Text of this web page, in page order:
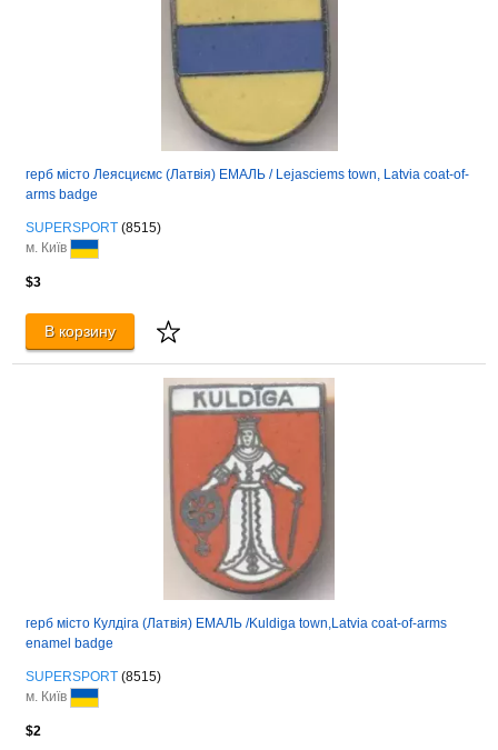
герб місто Леясциємс (Латвія) ЕМАЛЬ / Lejasciems town, Latvia coat-of-
arms badge
SUPERSPORT (8515)
м. Київ
$3
В корзину
герб місто Кулдіга (Латвія) ЕМАЛЬ /Kuldiga town,Latvia coat-of-arms
enamel badge
SUPERSPORT (8515)
м. Київ
$2